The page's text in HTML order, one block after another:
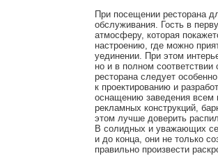
При посещении ресторана
обслуживания. Гость в
атмосферу, которая
настроению, где можно
уединении. При этом
но и в полном
ресторана следует
к проектированию и
оснащению заведения всем
рекламных конструкций,
этом лучше доверить
В солидных и уважающих
и до конца, они не только
правильно произвести